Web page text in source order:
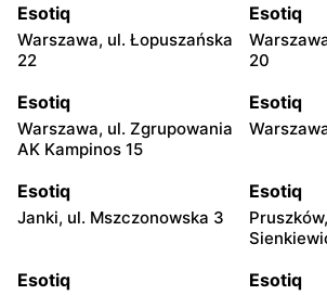
Esotiq
Warszawa, ul. Łopuszańska
22
Esotiq
20
Esotiq
Warszawa, ul. Zgrupowania
AK Kampinos 15
Esotiq
Esotiq
Janki, ul. Mszczonowska 3
Esotiq
Esotiq Esotiq